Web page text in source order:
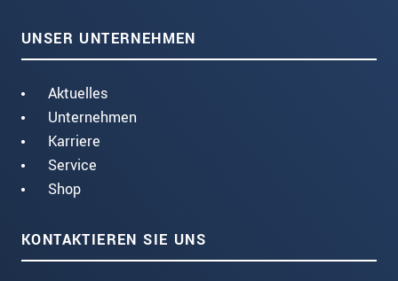
UNSER UNTERNEHMEN
Aktuelles
Unternehmen
Karriere
Service
Shop
KONTAKTIEREN SIE UNS